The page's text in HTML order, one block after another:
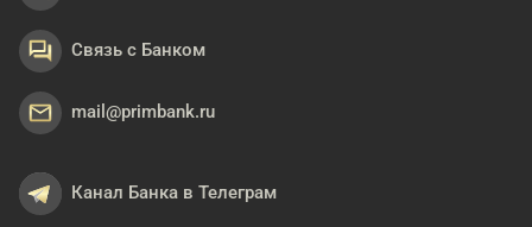
Связь с Банком
mail@primbank.ru
Канал Банка в Телеграм